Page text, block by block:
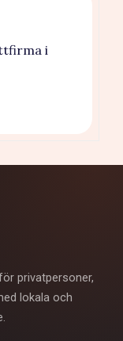
i
privatpersoner,
lokala och